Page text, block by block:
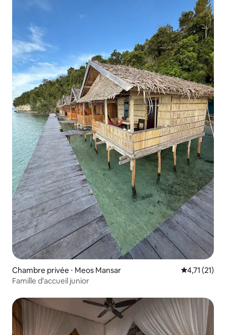
Chambre privée ⋅ Meos Mansar Évaluation
4,71 (21)
Famille d'accueil junior